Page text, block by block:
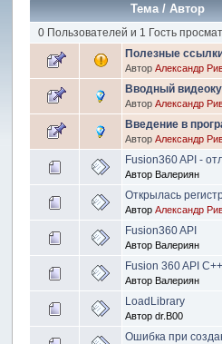
Тема/ Автор
0 Пользователей и 1 Гость
Полезные
АвторАлександр
Вводный
АвторАлександр
Введение в
АвторАлександр
Fusion360 API -
АвторВалериян
Открылась
АвторАлександр
Fusion360 API
АвторВалериян
Fusion 360 API
АвторВалериян
LoadLibrary
Авторdr.B00
Ошибка при